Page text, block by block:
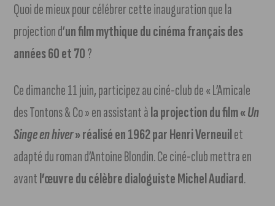
Quoi de mieux pour célébrer cette inauguration que la
projection d’un film mythique du cinéma français des
années 60 et 70?
Ce dimanche 11 juin, participez au ciné-club de « L’Amicale
des Tontons & Co » en assistant àla projection du film «Un
Singe en hiver» réalisé en 1962 par Henri Verneuilet
adapté du roman d’Antoine Blondin. Ce ciné-club mettra en
avantl’œuvre du célèbre dialoguiste Michel Audiard.